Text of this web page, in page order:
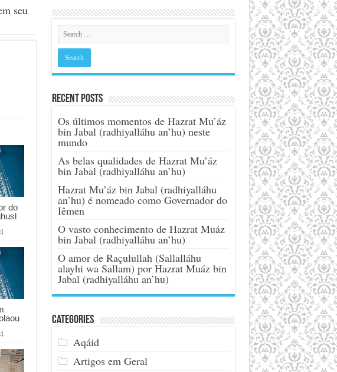
seu
do
Recent Posts
Os últimos momentos de Hazrat Mu’áz
bin Jabal (radhiyalláhu an’hu) neste
mundo
As belas qualidades de Hazrat Mu’áz
bin Jabal (radhiyalláhu an’hu)
Hazrat Mu’áz bin Jabal (radhiyalláhu
an’hu) é nomeado como Governador do
Iêmen
O vasto conhecimento de Hazrat Muáz
bin Jabal (radhiyalláhu an’hu)
O amor de Raçulullah (Sallalláhu
alayhi wa Sallam) por Hazrat Muáz bin
Jabal (radhiyalláhu an’hu)
Categories
Aqáid
Artigos em Geral